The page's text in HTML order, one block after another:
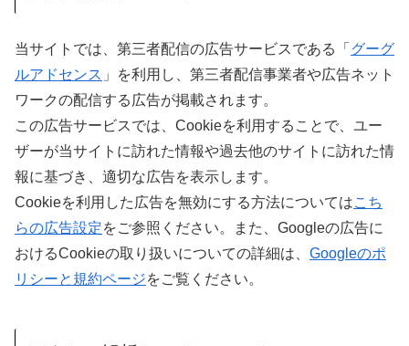
当サイトでは、第三者配信の広告サービスである「 グーグ
ルアドセンス 」を利用し、第三者配信事業者や広告ネット
ワークの配信する広告が掲載されます。
この広告サービスでは、Cookieを利用することで、ユー
ザーが当サイトに訪れた情報や過去他のサイトに訪れた情
報に基づき、適切な広告を表示します。
Cookieを利用した広告を無効にする方法についてはこち
らの広告設定をご参照ください。また、Googleの広告に
おけるCookieの取り扱いについての詳細は、 Googleのポ
リシーと規約ページをご覧ください。